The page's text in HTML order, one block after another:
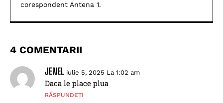
corespondent Antena 1.
4 COMENTARII
JENEL iulie 5, 2025 La 1:02 am
Daca le place plua
RĂSPUNDEȚI